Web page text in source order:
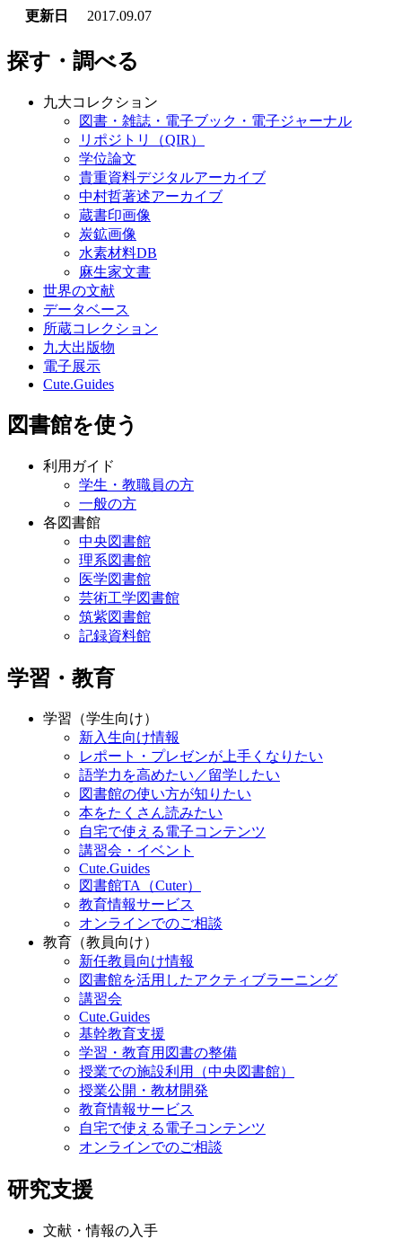
更新日
2017.09.07
探す・調べる
九大コレクション
図書・雑誌・電子ブック・電子ジャーナル
リポジトリ（QIR）
学位論文
貴重資料デジタルアーカイブ
中村哲著述アーカイブ
蔵書印画像
炭鉱画像
水素材料DB
麻生家文書
世界の文献
データベース
所蔵コレクション
九大出版物
電子展示
Cute.Guides
図書館を使う
利用ガイド
学生・教職員の方
一般の方
各図書館
中央図書館
理系図書館
医学図書館
芸術工学図書館
筑紫図書館
記録資料館
学習・教育
学習（学生向け）
新入生向け情報
レポート・プレゼンが上手くなりたい
語学力を高めたい／留学したい
図書館の使い方が知りたい
本をたくさん読みたい
自宅で使える電子コンテンツ
講習会・イベント
Cute.Guides
図書館TA（Cuter）
教育情報サービス
オンラインでのご相談
教育（教員向け）
新任教員向け情報
図書館を活用したアクティブラーニング
講習会
Cute.Guides
基幹教育支援
学習・教育用図書の整備
授業での施設利用（中央図書館）
授業公開・教材開発
教育情報サービス
自宅で使える電子コンテンツ
オンラインでのご相談
研究支援
文献・情報の入手